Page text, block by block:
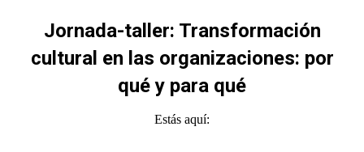
Jornada-taller: Transformación
cultural en las organizaciones: por
qué y para qué
Estás aquí: